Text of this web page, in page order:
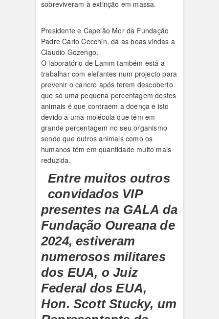
sobreviveram à extinção em massa.
Presidente e Capelão Mor da Fundação
Padre Carlo Cecchin, dá as boas vindas a
Claudio Gozengo.
O laboratório de Lamm também está a
trabalhar com elefantes num projecto para
prevenir o cancro após terem descoberto
que só uma pequena percentagem destes
animais é que contraem a doença e isto
devido a uma molécula que têm em
grande percentagem no seu organismo
sendo que outros animais como os
humanos têm em quantidade muito mais
reduzida.
Entre muitos outros
convidados VIP
presentes na GALA da
Fundação Oureana de
2024, estiveram
numerosos militares
dos EUA, o Juiz
Federal dos EUA,
Hon. Scott Stucky, um